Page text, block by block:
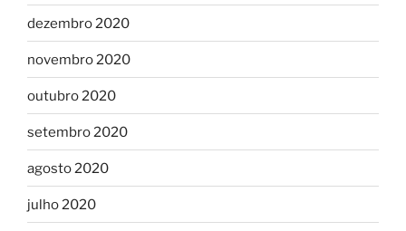
dezembro 2020
novembro 2020
outubro 2020
setembro 2020
agosto 2020
julho 2020